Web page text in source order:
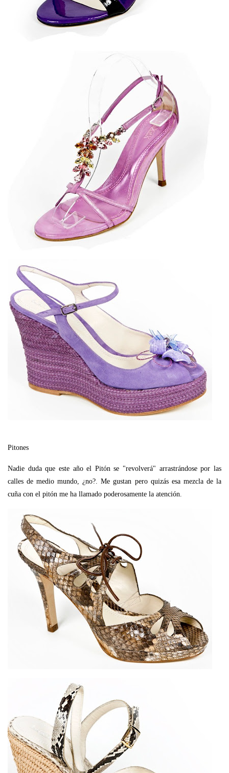
Pitones
Nadie duda que este año el Pitón se "revolverá" arrastrándose por las
calles de medio mundo, ¿no?. Me gustan pero quizás esa mezcla de la
cuña con el pitón me ha llamado poderosamente la atención.